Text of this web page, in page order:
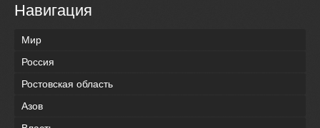
Навигация
Мир
Россия
Ростовская область
Азов